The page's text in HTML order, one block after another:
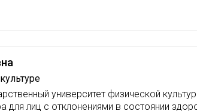
университет физической
для лиц с отклонениями в состоянии